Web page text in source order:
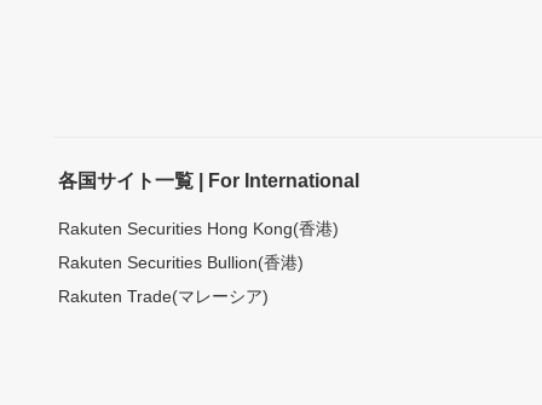
各国サイト一覧 | For International
Rakuten Securities Hong Kong(香港)
Rakuten Securities Bullion(香港)
Rakuten Trade(マレーシア)